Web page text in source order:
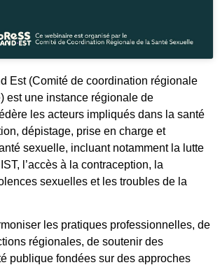
Est (Comité de coordination régionale
est une instance régionale de
les acteurs impliqués dans la santé
dépistage, prise en charge et
sexuelle, incluant notamment la lutte
l’accès à la contraception, la
sexuelles et les troubles de la
les pratiques professionnelles, de
régionales, de soutenir des
publique fondées sur des approches